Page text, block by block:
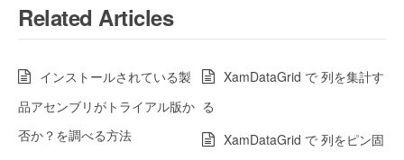
Related Articles
インストールされている製
品アセンブリがトライアル版か
否か？を調べる方法
XamDataGrid で 列を集計す
る
XamDataGrid で 列をピン固